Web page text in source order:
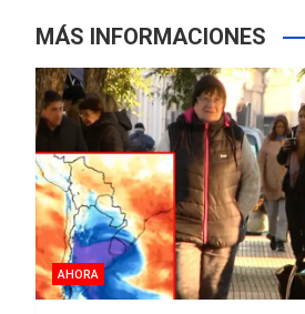
MÁS INFORMACIONES
AHORA